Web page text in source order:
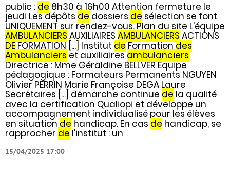
public : de 8h30 à 16h00 Attention fermeture le
jeudi Les dépôts de dossiers de sélection se font
UNIQUEMENT sur rendez-vous. Plan du site L'équipe
AMBULANCIERS AUXILIAIRES AMBULANCIERS ACTIONS
DEFORMATION [...] Institut deFormationdes
Ambulanciers et auxiliairesambulanciers
Directrice : Mme Géraldine BELLVER Equipe
pédagogique : Formateurs Permanents NGUYEN
Olivier PERRIN Marie Françoise DEGA Laure
Secrétaires [...] démarche continue de la qualité
avec la certification Qualiopi et développe un
accompagnement individualisé pour les élèves
en situation de handicap. En cas de handicap, se
rapprocher del'institut : un
15/04/2025 17:00